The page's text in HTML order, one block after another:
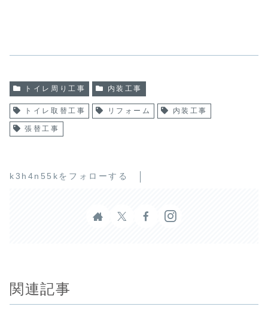
トイレ周り工事 内装工事
トイレ取替工事 リフォーム 内装工事
張替工事
k3h4n55kをフォローする
関連記事